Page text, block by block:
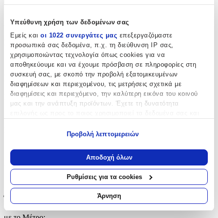
Υπεύθυνη χρήση των δεδομένων σας
Εμείς και οι 1022 συνεργάτες μας επεξεργαζόμαστε
προσωπικά σας δεδομένα, π.χ. τη διεύθυνση IP σας,
χρησιμοποιώντας τεχνολογία όπως cookies για να
αποθηκεύουμε και να έχουμε πρόσβαση σε πληροφορίες στη
συσκευή σας, με σκοπό την προβολή εξατομικευμένων
διαφημίσεων και περιεχομένου, τις μετρήσεις σχετικά με
διαφημίσεις και περιεχόμενο, την καλύτερη εικόνα του κοινού
μας και την ανάπτυξη προϊόντων. Έχετε τη δυνατότητα
Να συλλέξουμε πληροφορίες σχετικά με τη γεωγραφική
σας τοποθεσία, οι οποίες μπορεί να είναι ακριβείς σε
απόσταση μερικών μέτρων
Να αναγνωρίσουμε τη συσκευή σας σαρώνοντας ενεργά
για συγκεκριμένα χαρακτηριστικά (δακτυλικό αποτύπωμα)
Μάθετε περισσότερα σχετικά με τον τρόπο επεξεργασίας των
προσωπικών σας δεδομένων και καθορίστε τις προτιμήσεις σας
Προβολή λεπτομερειών
Αποδοχή όλων
Ρυθμίσεις για τα cookies
Άρνηση
Χαρακτηριστικά
Κατασκευαστής:
Ezzo
Βασικά Χαρακτηριστικά
Ποιότητα:
Χρώμα
Έξτρα Χαρακτηριστικά